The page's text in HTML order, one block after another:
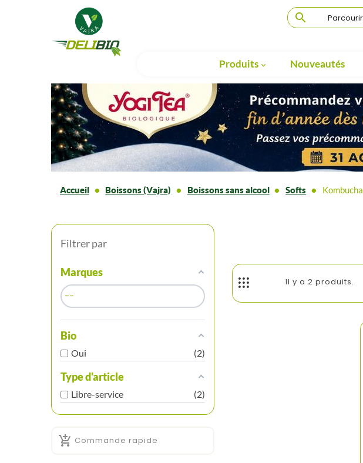


Produits Nouveautés
Accueil Boissons (Vajra) Boissons sans alcool Softs
Filtrer par
Marques
Bio
Oui 2
Type d'article
Libre-service 2
 Commande rapide
Il y a 2 produits.